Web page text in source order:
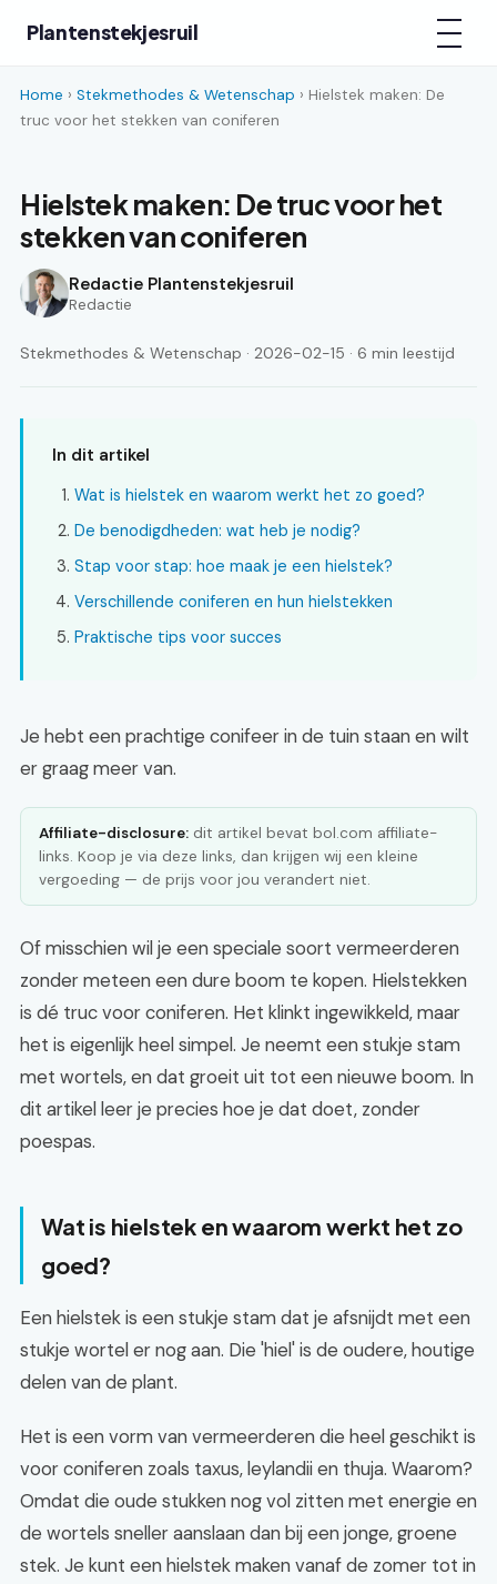
Plantenstekjesruil
Home › Stekmethodes & Wetenschap › Hielstek maken: De
truc voor het stekken van coniferen
Hielstek maken: De truc voor het
stekken van coniferen
Redactie Plantenstekjesruil
Redactie
Stekmethodes & Wetenschap · 2026-02-15 · 6 min leestijd
In dit artikel
Wat is hielstek en waarom werkt het zo goed?
De benodigdheden: wat heb je nodig?
Stap voor stap: hoe maak je een hielstek?
Verschillende coniferen en hun hielstekken
Praktische tips voor succes
Je hebt een prachtige conifeer in de tuin staan en wilt
er graag meer van.
Affiliate-disclosure: dit artikel bevat bol.com affiliate-
links. Koop je via deze links, dan krijgen wij een kleine
vergoeding — de prijs voor jou verandert niet.
Of misschien wil je een speciale soort vermeerderen
zonder meteen een dure boom te kopen. Hielstekken
is dé truc voor coniferen. Het klinkt ingewikkeld, maar
het is eigenlijk heel simpel. Je neemt een stukje stam
met wortels, en dat groeit uit tot een nieuwe boom. In
dit artikel leer je precies hoe je dat doet, zonder
poespas.
Wat is hielstek en waarom werkt het zo
goed?
Een hielstek is een stukje stam dat je afsnijdt met een
stukje wortel er nog aan. Die 'hiel' is de oudere, houtige
delen van de plant.
Het is een vorm van vermeerderen die heel geschikt is
voor coniferen zoals taxus, leylandii en thuja. Waarom?
Omdat die oude stukken nog vol zitten met energie en
de wortels sneller aanslaan dan bij een jonge, groene
stek. Je kunt een hielstek maken vanaf de zomer tot in